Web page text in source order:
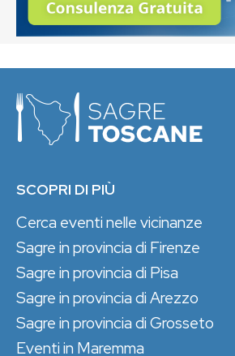
SCOPRI DI PIÙ
Cerca eventi nelle vicinanze
Sagre in provincia di Firenze
Sagre in provincia di Pisa
Sagre in provincia di Arezzo
Sagre in provincia di Grosseto
Eventi in Maremma